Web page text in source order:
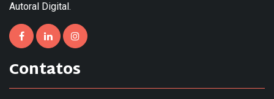
Autoral Digital.
Contatos